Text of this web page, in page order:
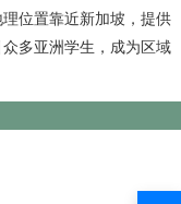
位置靠近新加坡，提供
多亚洲学生，成为区域